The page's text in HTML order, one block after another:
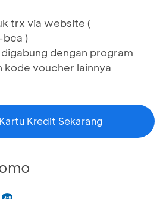
trx via website (
)
dengan program
kode voucher lainnya
Kredit Sekarang